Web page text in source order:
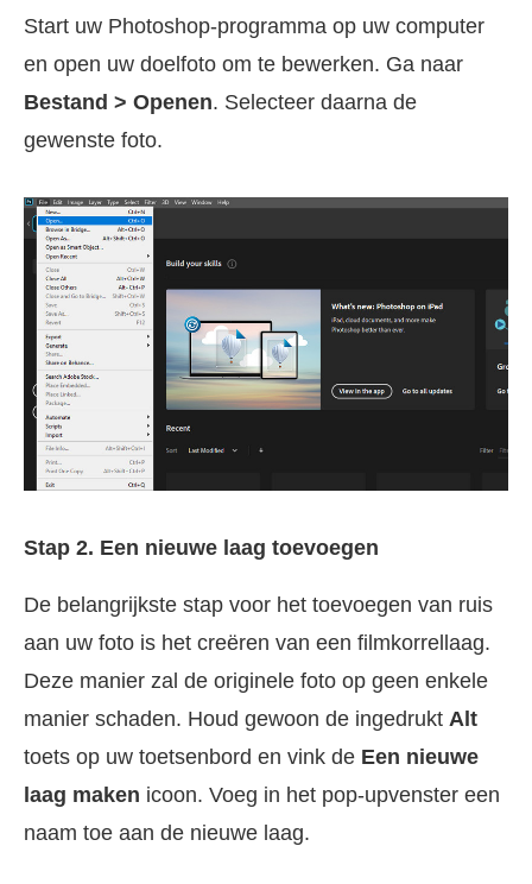
Start uw Photoshop-programma op uw computer
en open uw doelfoto om te bewerken. Ga naar
Bestand > Openen. Selecteer daarna de
gewenste foto.
Stap 2. Een nieuwe laag toevoegen
De belangrijkste stap voor het toevoegen van ruis
aan uw foto is het creëren van een filmkorrellaag.
Deze manier zal de originele foto op geen enkele
manier schaden. Houd gewoon de ingedrukt Alt
toets op uw toetsenbord en vink de Een nieuwe
laag maken icoon. Voeg in het pop-upvenster een
naam toe aan de nieuwe laag.